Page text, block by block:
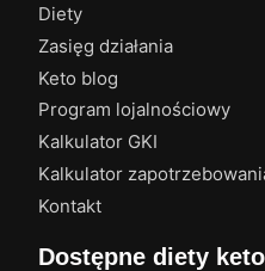
Diety
Zasięg działania
Keto blog
Program lojalnościowy
Kalkulator GKI
Kalkulator
Kontakt
Dostępne diety keto